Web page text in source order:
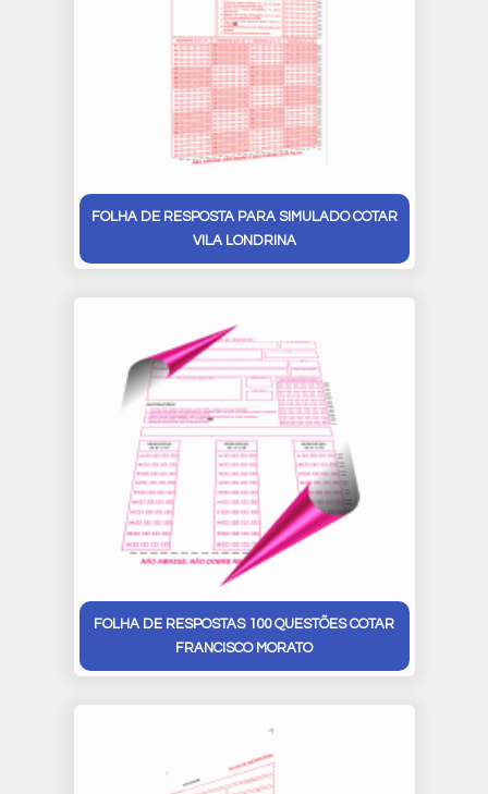
FOLHA DE RESPOSTA PARA SIMULADO COTAR
VILA LONDRINA
FOLHA DE RESPOSTAS 100 QUESTÕES COTAR
FRANCISCO MORATO